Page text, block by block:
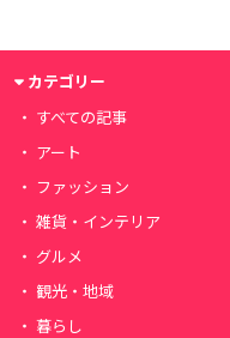
カテゴリー
すべての記事
アート
ファッション
雑貨・インテリア
グルメ
観光・地域
暮らし